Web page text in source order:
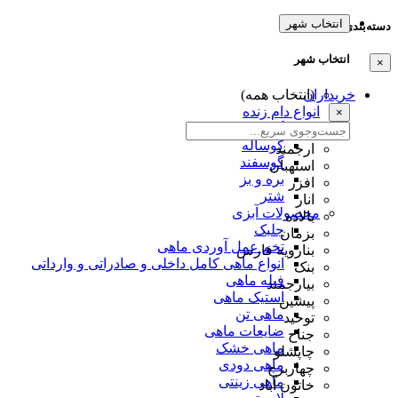
دسته‌بندی‌ها
×
خریداران
انواع دام زنده
گاو
گوساله
گوسفند
بره و بز
شتر
محصولات آبزی
جلبک
تخم عمل آوردی ماهی
انواع ماهی کامل داخلی و صادراتی و وارداتی
فیله ماهی
استیک ماهی
ماهی تن
ضایعات ماهی
ماهی خشک
ماهی دودی
ماهی زینتی
انتخاب شهر
انتخاب شهر
(انتخاب همه)
×
ارجمند
استهبان
افزر
انار
بالاده
بزمان
بنارویه فارس
بنک
بیارجمند
پیشین
توحید
جناح
چاپشلو
چهاربرج
خاتون آباد